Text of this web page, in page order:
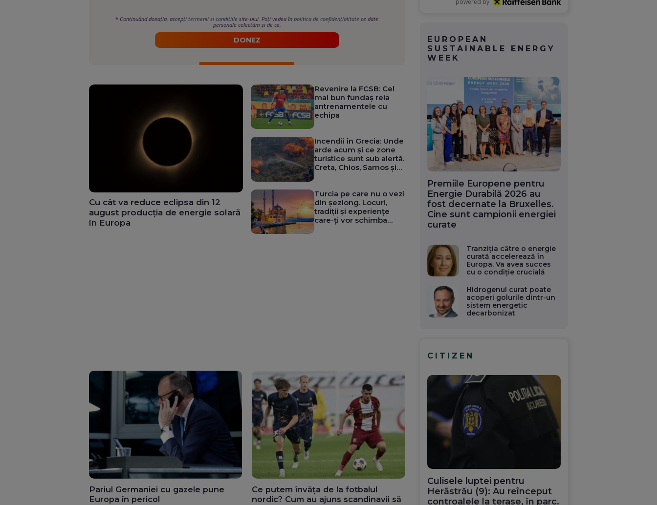
* Continuând donația, accepțitermenii si condițiile site-ului. Poți vedea înpolitica de confidențialitate ce date
personale colectăm și de ce.
DONEZ
Cu cât va reduce eclipsa din 12
august producția de energie solară
în Europa
Revenire la FCSB: Cel
mai bun fundaș reia
antrenamentele cu
echipa
Incendii în Grecia: Unde
arde acum și ce zone
turistice sunt sub alertă.
Creta, Chios, Samos și
Turcia pe care nu o vezi
din șezlong. Locuri,
tradiții și experiențe
care-ți vor schimba
Pariul Germaniei cu gazele pune
Europa în pericol
Ce putem învăța de la fotbalul
nordic? Cum au ajuns scandinavii să
powered by
EUROPEAN
SUSTAINABLE ENERGY
WEEK
Premiile Europene pentru
Energie Durabilă 2026 au
fost decernate la Bruxelles.
Cine sunt campionii energiei
curate
Tranziția către o energie
curată accelerează în
Europa. Va avea succes
cu o condiție crucială
Hidrogenul curat poate
acoperi golurile dintr-un
sistem energetic
decarbonizat
CITIZEN
Culisele luptei pentru
Herăstrău (9): Au reînceput
controalele la terase, în parc.